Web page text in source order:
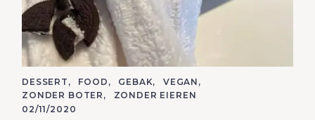
C
A
T
E
DESSERT FOOD GEBAK
VEGAN
ZONDER BOTER
ZONDER EIEREN
02/11/2020